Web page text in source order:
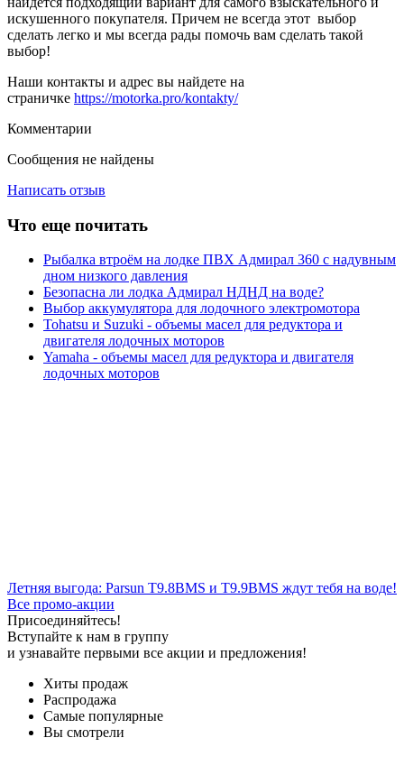
искушенного покупателя. Причем не всегда этот выбор
сделать легко и мы всегда рады помочь вам сделать такой
выбор!
Наши контакты и адрес вы найдете на
страничке https://motorka.pro/kontakty/
Комментарии
Сообщения не найдены
Написать отзыв
Что еще почитать
Рыбалка втроём на лодке ПВХ Адмирал 360 с надувным
дном низкого давления
Безопасна ли лодка Адмирал НДНД на воде?
Выбор аккумулятора для лодочного электромотора
Tohatsu и Suzuki - объемы масел для редуктора и
двигателя лодочных моторов
Yamaha - объемы масел для редуктора и двигателя
лодочных моторов
Летняя выгода: Parsun T9.8BMS и T9.9BMS ждут тебя на воде!
Все промо-акции
Присоединяйтесь!
Вступайте к нам в группу
и узнавайте первыми все акции и предложения!
Хиты продаж
Распродажа
Самые популярные
Вы смотрели